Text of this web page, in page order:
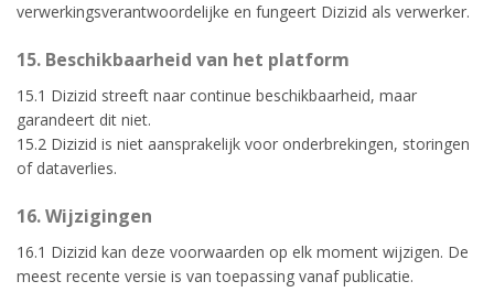
verwerkingsverantwoordelijke en fungeert Dizizid als verwerker.
15. Beschikbaarheid van het platform
15.1 Dizizid streeft naar continue beschikbaarheid, maar
garandeert dit niet.
15.2 Dizizid is niet aansprakelijk voor onderbrekingen, storingen
of dataverlies.
16. Wijzigingen
16.1 Dizizid kan deze voorwaarden op elk moment wijzigen. De
meest recente versie is van toepassing vanaf publicatie.